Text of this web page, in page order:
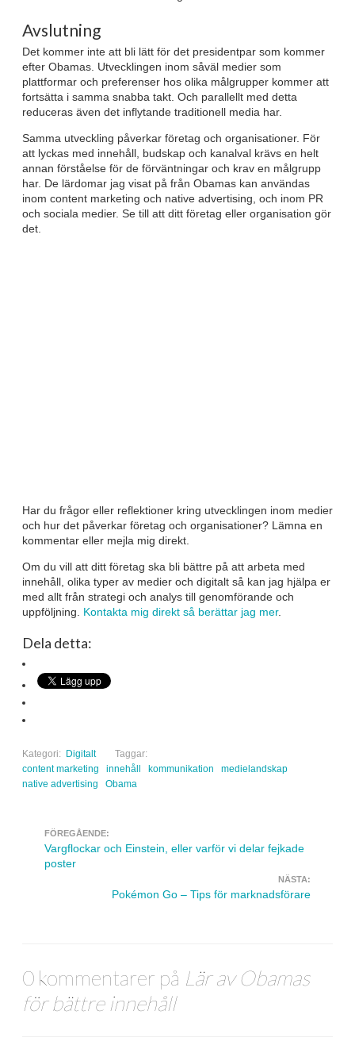
Avslutning
Det kommer inte att bli lätt för det presidentpar som kommer
efter Obamas. Utvecklingen inom såväl medier som
plattformar och preferenser hos olika målgrupper kommer att
fortsätta i samma snabba takt. Och parallellt med detta
reduceras även det inflytande traditionell media har.
Samma utveckling påverkar företag och organisationer. För
att lyckas med innehåll, budskap och kanalval krävs en helt
annan förståelse för de förväntningar och krav en målgrupp
har. De lärdomar jag visat på från Obamas kan användas
inom content marketing och native advertising, och inom PR
och sociala medier. Se till att ditt företag eller organisation gör
det.
Har du frågor eller reflektioner kring utvecklingen inom medier
och hur det påverkar företag och organisationer? Lämna en
kommentar eller mejla mig direkt.
Om du vill att ditt företag ska bli bättre på att arbeta med
innehåll, olika typer av medier och digitalt så kan jag hjälpa er
med allt från strategi och analys till genomförande och
uppföljning. Kontakta mig direkt så berättar jag mer.
Dela detta:
Kategori: Digitalt
Taggar:
content marketing
innehåll kommunikation
medielandskap
native advertising
Obama
Navigera inlägg
FÖREGÅENDE:
Vargflockar och Einstein, eller varför vi delar fejkade
poster
NÄSTA:
Pokémon Go – Tips för marknadsförare
0 kommentarer på Lär av Obamas
för bättre innehåll